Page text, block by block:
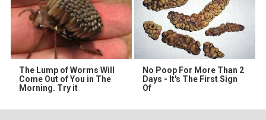
The Lump of Worms Will
Come Out of You in The
Morning. Try it
No Poop For More Than 2
Days - It's The First Sign
Of